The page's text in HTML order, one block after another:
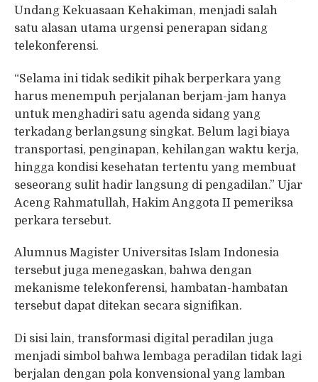
Undang Kekuasaan Kehakiman, menjadi salah
satu alasan utama urgensi penerapan sidang
telekonferensi.
“Selama ini tidak sedikit pihak berperkara yang
harus menempuh perjalanan berjam-jam hanya
untuk menghadiri satu agenda sidang yang
terkadang berlangsung singkat. Belum lagi biaya
transportasi, penginapan, kehilangan waktu kerja,
hingga kondisi kesehatan tertentu yang membuat
seseorang sulit hadir langsung di pengadilan.” Ujar
Aceng Rahmatullah, Hakim Anggota II pemeriksa
perkara tersebut.
Alumnus Magister Universitas Islam Indonesia
tersebut juga menegaskan, bahwa dengan
mekanisme telekonferensi, hambatan-hambatan
tersebut dapat ditekan secara signifikan.
Di sisi lain, transformasi digital peradilan juga
menjadi simbol bahwa lembaga peradilan tidak lagi
berjalan dengan pola konvensional yang lamban